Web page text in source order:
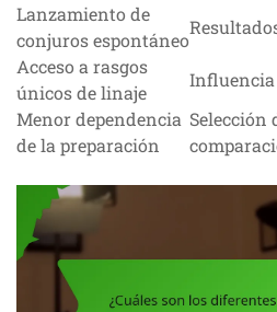
Lanzamiento de
conjuros espontáneo
Acceso a rasgos
únicos de linaje
Influencia
Menor dependencia
de la preparación
Selección